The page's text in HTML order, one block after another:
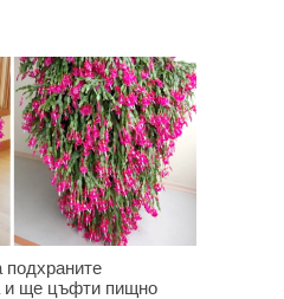
подхраните
и ще цъфти пищно